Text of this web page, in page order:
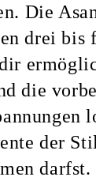
Die
drei bis
die
der
darfst.